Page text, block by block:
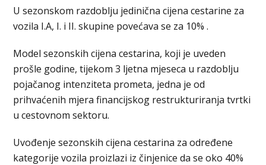
U sezonskom razdoblju jedinična cijena cestarine za
vozila I.A, I. i II. skupine povećava se za 10% .
Model sezonskih cijena cestarina, koji je uveden
prošle godine, tijekom 3 ljetna mjeseca u razdoblju
pojačanog intenziteta prometa, jedna je od
prihvaćenih mjera financijskog restrukturiranja tvrtki
u cestovnom sektoru.
Uvođenje sezonskih cijena cestarina za određene
kategorije vozila proizlazi iz činjenice da se oko 40%